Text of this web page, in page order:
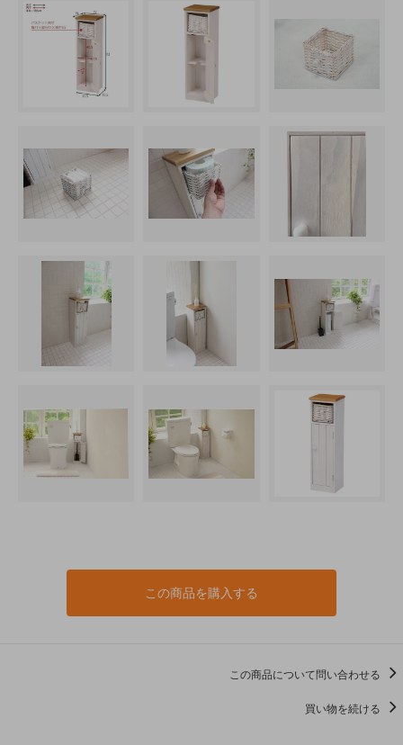
この商品を購入する
この商品について問い合わせる
買い物を続ける